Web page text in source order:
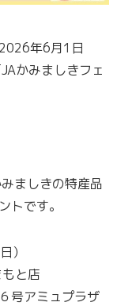
年6月1日
かみましきフェ
ましきの特産品
トです。
）
と店
号アミュプラザ